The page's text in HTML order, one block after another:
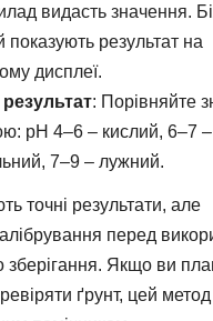
видасть значення.
показують результат на
дисплеї.
результат: Порівняйте
pH 4–6 – кислий, 6–7 –
7–9 – лужний.
точні результати, але
перед
зберігання. Якщо ви
ґрунт, цей